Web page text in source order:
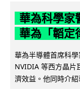
華為科學家
華為「韜定
華為半導體首席科
NVIDIA 等西方晶片
濟效益。他同時介